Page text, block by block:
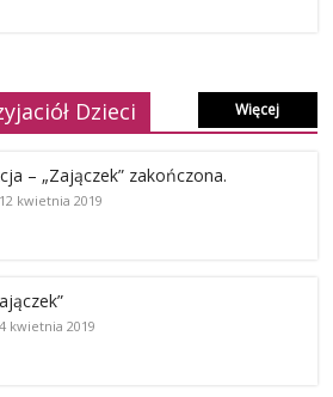
Dzieci Więcej
– „Zajączek” zakończona.
12 kwietnia 2019
4 kwietnia 2019